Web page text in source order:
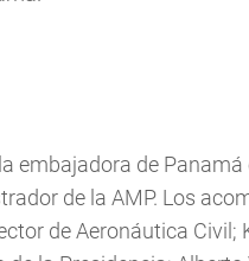
de Panamá
de la AMP. Los
de Aeronáutica Civil;